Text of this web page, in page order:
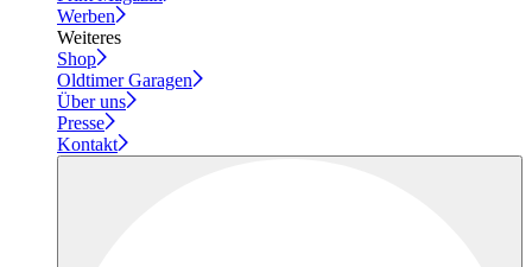
Werben
Weiteres
Shop
Oldtimer Garagen
Über uns
Presse
Kontakt